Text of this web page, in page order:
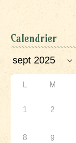
Calendrier
L M
1 2
8 9